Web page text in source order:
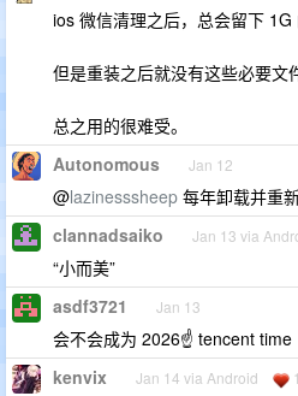
ios 微信清理之后，总会留下 1G
但是重装之后就没有这些必要文
总之用的很难受。
Autonomous Jan 12
@lazinesssheep 每年卸载并重
clannadsaiko Jan 13 via
“小而美”
asdf3721 Jan 13
会不会成为 2026☝️ tencent time
kenvix Jan 14 via Android 1